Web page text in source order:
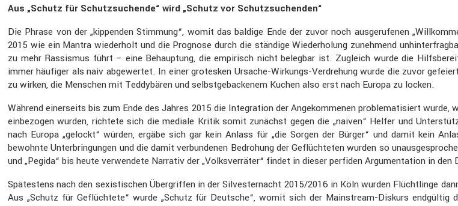
Aus „Schutz für Schutz­su­chende“ wird „Schutz vor Schutz­su­chenden“
Die Phrase von der „kippenden Stimmung“, womit das baldige Ende der zuvor noch ausge­ru­fenen
2015 wie ein Mantra wieder­holt und die Prognose durch die ständige Wieder­ho­lung zuneh­mend
zu mehr Rassismus führt – eine Behaup­tung, die empirisch nicht belegbar ist. Zugleich wurde die
immer häufiger als naiv abgewertet. In einer grotesken Ursache-Wirkungs-Verdre­hung wurde die zuvor
zu wirken, die Menschen mit Teddy­bären und selbst­ge­ba­ckenem Kuchen also erst nach Europa zu locken.
Während einer­seits bis zum Ende des Jahres 2015 die Integra­tion der Angekom­menen proble­ma­ti­siert
einbe­zogen wurden, richtete sich die mediale Kritik somit zunächst gegen die „naiven“ Helfer und
nach Europa „gelockt“ würden, ergäbe sich gar kein Anlass für „die Sorgen der Bürger“ und damit kein
bewohnte Unter­brin­gungen und die damit verbun­denen Bedro­hung der Geflüch­teten wurden so
und „Pegida“ bis heute verwen­dete Narrativ der „Volks­ver­räter“ findet in dieser perfiden Argumen­ta­tion in
Spätes­tens nach den sexis­ti­schen Übergriffen in der Silves­ter­nacht 2015/2016 in Köln wurden Flücht­linge
Aus „Schutz für Geflüch­tete“ wurde „Schutz für Deutsche“, womit sich der Mainstream-Diskurs